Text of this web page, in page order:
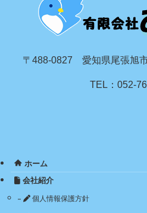
〒488-0827 愛知県尾張旭
TEL：052-
ホーム
会社紹介
個人情報保護方針